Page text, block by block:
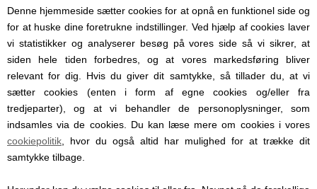
Denne hjemmeside sætter cookies for at opnå en funktionel side og
for at huske dine foretrukne indstillinger. Ved hjælp af cookies laver
vi statistikker og analyserer besøg på vores side så vi sikrer, at
siden hele tiden forbedres, og at vores markedsføring bliver
relevant for dig. Hvis du giver dit samtykke, så tillader du, at vi
sætter cookies (enten i form af egne cookies og/eller fra
tredjeparter), og at vi behandler de personoplysninger, som
indsamles via de cookies. Du kan læse mere om cookies i vores
cookiepolitik , hvor du også altid har mulighed for at trække dit
samtykke tilbage.
Stoffet er quiltet og kan nemt aftørres
med en fugtig klud.
Personlige produkter med